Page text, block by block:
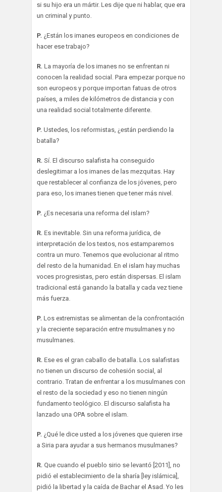
si su hijo era un mártir. Les dije que ni hablar, que era
un criminal y punto.
P. ¿Están los imanes europeos en condiciones de
hacer ese trabajo?
R. La mayoría de los imanes no se enfrentan ni
conocen la realidad social. Para empezar porque no
son europeos y porque importan fatuas de otros
países, a miles de kilómetros de distancia y con
una realidad social totalmente diferente.
P. Ustedes, los reformistas, ¿están perdiendo la
batalla?
R. Sí. El discurso salafista ha conseguido
deslegitimar a los imanes de las mezquitas. Hay
que restablecer al confianza de los jóvenes, pero
para eso, los imanes tienen que tener más nivel.
P. ¿Es necesaria una reforma del islam?
R. Es inevitable. Sin una reforma jurídica, de
interpretación de los textos, nos estamparemos
contra un muro. Tenemos que evolucionar al ritmo
del resto de la humanidad. En el islam hay muchas
voces progresistas, pero están dispersas. El islam
tradicional está ganando la batalla y cada vez tiene
más fuerza.
P. Los extremistas se alimentan de la confrontación
y la creciente separación entre musulmanes y no
musulmanes.
R. Ese es el gran caballo de batalla. Los salafistas
no tienen un discurso de cohesión social, al
contrario. Tratan de enfrentar a los musulmanes con
el resto de la sociedad y eso no tienen ningún
fundamento teológico. El discurso salafista ha
lanzado una OPA sobre el islam.
P. ¿Qué le dice usted a los jóvenes que quieren irse
a Siria para ayudar a sus hermanos musulmanes?
R. Que cuando el pueblo sirio se levantó [2011], no
pidió el establecimiento de la sharía [ley islámica],
pidió la libertad y la caída de Bachar el Asad. Yo les